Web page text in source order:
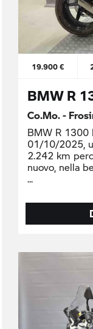
19.900 €
BMW R
Co.Mo. -
BMW R 1300
01/10/2025,
2.242 km
nuovo, nella